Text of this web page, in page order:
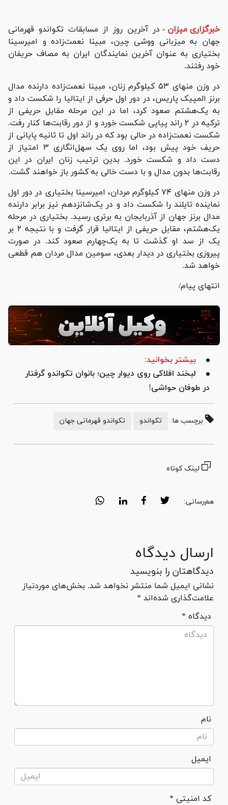
خبرگزاری میزان - در آخرین روز از مسابقات تکواندو قهرمانی
جهان به میزبانی ووشی چین، مبینا نعمت‌زاده و امیرسینا
بختیاری به عنوان آخرین نمایندگان ایران به مصاف حریفان
خود رفتند.
در وزن منهای ۵۳ کیلوگرم زنان، مبینا نعمت‌زاده دارنده مدال
برنز المپیک پاریس، در دور اول حرفی از ایتالیا را شکست داد و
به یک‌هشتم صعود کرد، اما در این مرحله مقابل حریفی از
ترکیه در ۲ راند پیاپی شکست خورد و از دور رقابت‌ها کنار رفت.
شکست نعمت‌زاده در حالی بود که در راند اول تا ثانیه پایانی از
حریف خود پیش بود، اما روی یک سهل‌انگاری ۳ امتیاز از
دست داد و شکست خورد. بدین ترتیب زنان ایران در این
رقابت‌ها بدون مدال و با دست خالی به کشور باز خواهند گشت.
در وزن منهای ۷۴ کیلوگرم مردان، امیرسینا بختیاری در دور اول
نماینده تایلند را شکست داد و در یک‌شانزدهم نیز برابر دارنده
مدال برنز جهان از آذربایجان به برتری رسید. بختیاری در مرحله
یک‌هشتم، مقابل حریفی از ایتالیا قرار گرفت و با نتیجه ۲ بر
یک از سد او گذشت تا به یک‌چهارم صعود کند. در صورت
پیروزی بختیاری در دیدار بعدی، سومین مدال مردان هم قطعی
خواهد شد.
انتهای پیام/
بیشتر بخوانید:
لبخند افلاکی روی دیوار چین؛ بانوان تکواندو گرفتار
در طوفان حواشی!
برچسب ها: تکواندو تکواندو قهرمانی جهان
لینک کوتاه
هم‌رسانی:
ارسال دیدگاه
دیدگاهتان را بنویسید
نشانی ایمیل شما منتشر نخواهد شد. بخش‌های موردنیاز
علامت‌گذاری شده‌اند *
* دیدگاه
نام
ایمیل
* کد امنیتی